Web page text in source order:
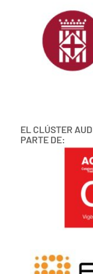
EL CLÚSTER
PARTE DE: